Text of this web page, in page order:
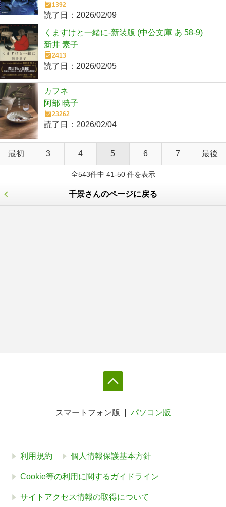
1392
読了日： 2026/02/09
くますけと一緒に-新装版 (中公文庫 あ 58-9)
新井 素子
2413
読了日： 2026/02/05
カフネ
阿部 暁子
23262
読了日： 2026/02/04
最初 3 4 5 6 7 最後
全543件中 41-50 件を表示
千景さんのページに戻る
スマートフォン版 パソコン版
利用規約 個人情報保護基本方針
Cookie等の利用に関するガイドライン
サイトアクセス情報の取得について